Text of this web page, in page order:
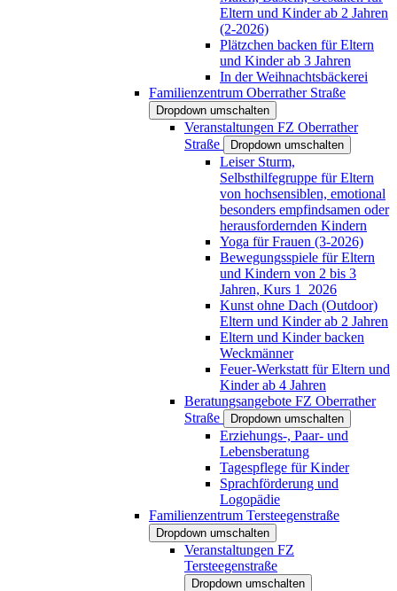
Eltern und Kinder ab 2 Jahren
(2-2026)
Plätzchen backen für Eltern
und Kinder ab 3 Jahren
In der Weihnachtsbäckerei
Familienzentrum Oberrather Straße
Dropdown umschalten
Veranstaltungen FZ Oberrather
Straße
Dropdown umschalten
Leiser Sturm,
Selbsthilfegruppe für Eltern
von hochsensiblen, emotional
besonders empfindsamen oder
herausfordernden Kindern
Yoga für Frauen (3-2026)
Bewegungsspiele für Eltern
und Kindern von 2 bis 3
Jahren, Kurs 1_2026
Kunst ohne Dach (Outdoor)
Eltern und Kinder ab 2 Jahren
Eltern und Kinder backen
Weckmänner
Feuer-Werkstatt für Eltern und
Kinder ab 4 Jahren
Beratungsangebote FZ Oberrather
Straße
Dropdown umschalten
Erziehungs-, Paar- und
Lebensberatung
Tagespflege für Kinder
Sprachförderung und
Logopädie
Familienzentrum Tersteegenstraße
Dropdown umschalten
Veranstaltungen FZ
Tersteegenstraße
Dropdown umschalten